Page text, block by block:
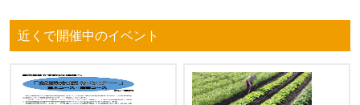
近くで開催中のイベント